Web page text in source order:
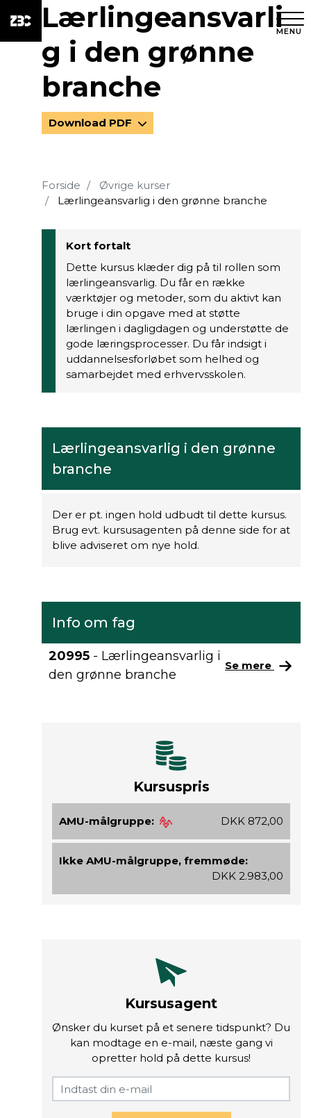
MENU
Lærlingeansvarli
g i den grønne
branche
Download PDF
Forside
Øvrige kurser
Lærlingeansvarlig i den grønne branche
Kort fortalt
Dette kursus klæder dig på til rollen som
lærlingeansvarlig. Du får en række
værktøjer og metoder, som du aktivt kan
bruge i din opgave med at støtte
lærlingen i dagligdagen og understøtte de
gode læringsprocesser. Du får indsigt i
uddannelsesforløbet som helhed og
samarbejdet med erhvervsskolen.
Lærlingeansvarlig i den grønne
branche
Der er pt. ingen hold udbudt til dette kursus.
Brug evt. kursusagenten på denne side for at
blive adviseret om nye hold.
Info om fag
20995 - Lærlingeansvarlig i
den grønne branche
Se mere
Kursuspris
AMU-målgruppe: DKK 872,00
Ikke AMU-målgruppe, fremmøde:
DKK 2.983,00
Kursusagent
Ønsker du kurset på et senere tidspunkt? Du
kan modtage en e-mail, næste gang vi
opretter hold på dette kursus!